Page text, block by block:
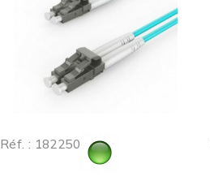
Réf. : 182250